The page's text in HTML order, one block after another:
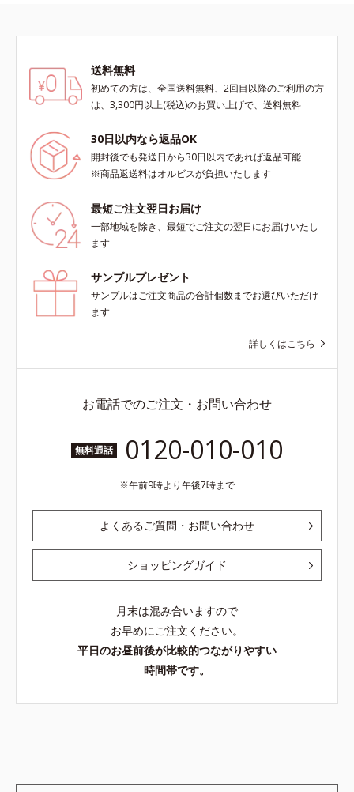
送料無料
初めての方は、全国送料無料、2回目以降のご利用の方
は、3,300円以上(税込)のお買い上げで、送料無料
30日以内なら返品OK
開封後でも発送日から30日以内であれば返品可能
※商品返送料はオルビスが負担いたします
最短ご注文翌日お届け
一部地域を除き、最短でご注文の翌日にお届けいたし
ます
サンプルプレゼント
サンプルはご注文商品の合計個数までお選びいただけ
ます
詳しくはこちら
お電話でのご注文・お問い合わせ
無料通話 0120-010-010
午前9時より午後7時まで
よくあるご質問・お問い合わせ
ショッピングガイド
月末は混み合いますので
お早めにご注文ください。
平日のお昼前後が比較的つながりやすい
時間帯です。